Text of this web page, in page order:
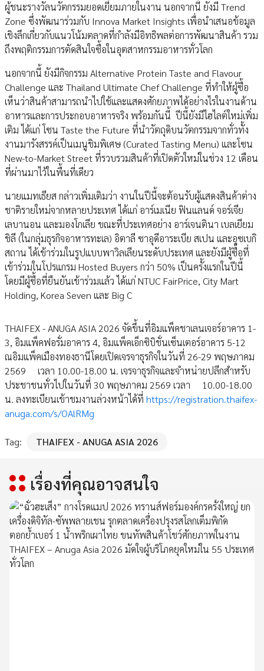
ผู้ชนะรางวัลนวัตกรรมยอดเยี่ยมภายในงาน นอกจากนี้ ยังมี Trend
Zone ซึ่งพัฒนาร่วมกับ Innova Market Insights เพื่อนำเสนอข้อมูล
เชิงลึกเกี่ยวกับแนวโน้มตลาดที่กำลังมีอิทธิพลต่อการพัฒนาสินค้า รวม
ถึงพฤติกรรมการตัดสินใจซื้อในอุตสาหกรรมอาหารทั่วโลก
นอกจากนี้ ยังมีกิจกรรม Alternative Protein Taste and Flavour
Challenge และ Thailand Ultimate Chef Challenge ที่ทำให้ผู้ซื้อ
เห็นว่าสินค้าสามารถนำไปใช้และแสดงศักยภาพได้อย่างไรในงานด้าน
อาหารและการประกอบอาหารจริง พร้อมกันนี้ ปีนี้ยังมีไฮไลต์ใหม่เพิ่ม
เติม ได้แก่ โซน Taste the Future ที่นำวัตถุดิบนวัตกรรมจากทั่วทั้ง
งานมารังสรรค์เป็นเมนูชิมพิเศษ (Curated Tasting Menu) และโซน
New-to-Market Street ที่รวบรวมสินค้าที่เปิดตัวใหม่ในช่วง 12 เดือน
ที่ผ่านมาไว้ในพื้นที่เดียว
นายแมทเธียส กล่าวเพิ่มเติมว่า งานในปีนี้จะต้อนรับผู้แสดงสินค้าต่าง
ชาติรายใหม่จากหลายประเทศ ได้แก่ อาร์เมเนีย ฟินแลนด์ จอร์เจีย
เลบานอน และมองโกเลีย ขณะที่ประเทศอย่าง อาร์เจนตินา เบลเยียม
ชิลี (ในกลุ่มธุรกิจอาหารทะเล) อิตาลี ซาอุดีอาระเบีย สเปน และอุซเบกิ
สถาน ได้เข้าร่วมในรูปแบบพาวิลเลียนระดับประเทศ และยังมีผู้ซื้อที่
เข้าร่วมในโปรแกรม Hosted Buyers กว่า 50% เป็นครั้งแรกในปีนี้
โดยมีผู้ซื้อที่ยืนยันเข้าร่วมแล้ว ได้แก่ NTUC FairPrice, City Mart
Holding, Korea Seven และ Big C
THAIFEX - ANUGA ASIA 2026 จัดขึ้นที่อิมแพ็คชาเลนเจอร์อาคาร 1-
3, อิมแพ็คฟอรั่มอาคาร 4, อิมแพ็คเอ็กซิบิชั่นเซ็นเตอร์อาคาร 5-12
ณอิมแพ็คเมืองทองธานีโดยเปิดเจรจาธุรกิจในวันที่ 26-29 พฤษภาคม
2569 เวลา 10.00-18.00 น. เจรจาธุรกิจและจำหน่ายปลีกสำหรับ
ประชาชนทั่วไปในวันที่ 30 พฤษภาคม 2569 เวลา 10.00-18.00
น. ลงทะเบียนเข้าชมงานล่วงหน้าได้ที่ https://registration.thaifex-
anuga.com/s/OAlRMg
Tag: THAIFEX - ANUGA ASIA 2026
เรื่องที่คุณอาจสนใจ